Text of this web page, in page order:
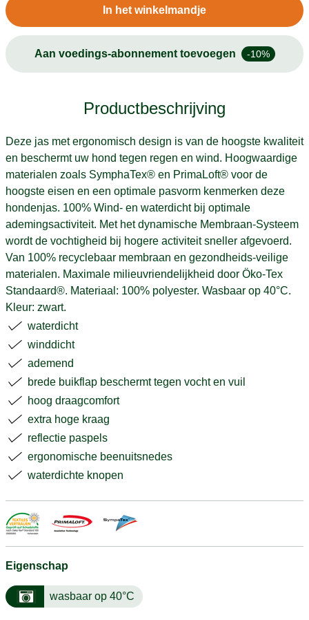
In het winkelmandje
Aan voedings-abonnement toevoegen -10%
Productbeschrijving
Deze jas met ergonomisch design is van de hoogste kwaliteit
en beschermt uw hond tegen regen en wind. Hoogwaardige
materialen zoals SymphaTex® en PrimaLoft® voor de
hoogste eisen en een optimale pasvorm kenmerken deze
hondenjas. 100% Wind- en waterdicht bij optimale
ademingsactiviteit. Met het dynamische Membraan-Systeem
wordt de vochtigheid bij hogere activiteit sneller afgevoerd.
Van 100% recyclebaar membraan en gezondheids-veilige
materialen. Maximale milieuvriendelijkheid door Öko-Tex
Standaard®. Materiaal: 100% polyester. Wasbaar op 40°C.
Kleur: zwart.
waterdicht
winddicht
ademend
brede buikflap beschermt tegen vocht en vuil
hoog draagcomfort
extra hoge kraag
reflectie paspels
ergonomische beenuitsnedes
waterdichte knopen
Eigenschap
wasbaar op 40°C